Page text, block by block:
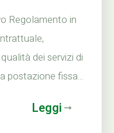
Regolamento in
dei servizi di
postazione fissa...
Leggi